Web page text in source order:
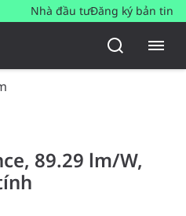
Nhà đầu tưĐăng ký bản tin
89.29 lm/W,